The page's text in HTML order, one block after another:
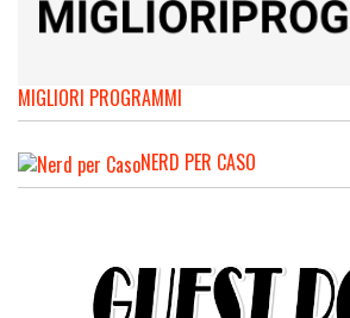
MIGLIORI PROGRAMMI
NERD PER CASO